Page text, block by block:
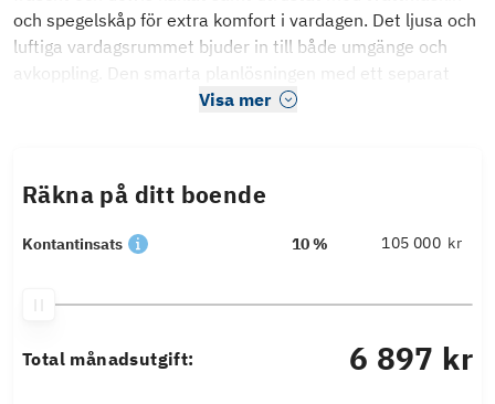
och spegelskåp för extra komfort i vardagen. Det ljusa och
luftiga vardagsrummet bjuder in till både umgänge och
avkoppling. Den smarta planlösningen med ett separat
Visa mer
Räkna på ditt boende
Kontantinsats 10 % kr
Total månadsutgift: 6 897 kr